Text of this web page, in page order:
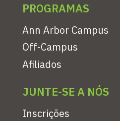
PROGRAMAS
Ann Arbor Campus
Off-Campus
Afiliados
JUNTE-SE A NÓS
Inscrições